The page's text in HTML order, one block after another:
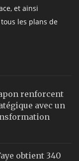
et ainsi
les plans de
renforcent
avec un
obtient 340